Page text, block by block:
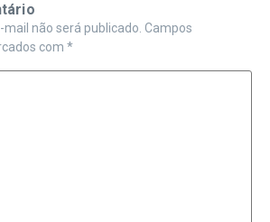
não será publicado. Campos
com *